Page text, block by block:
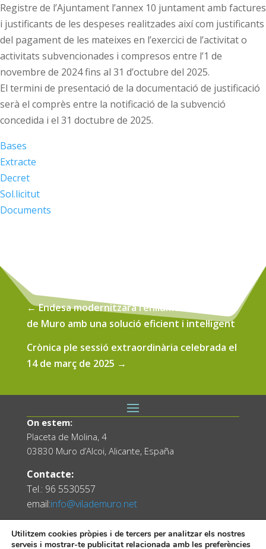
Registre de l’Ajuntament l’annex 10 juntament amb factures
i justificants de les despeses realitzades així com justificants
del pagament de les mateixes en l’exercici de l’activitat o
activitats subvencionades i compresos entre l’1 de
novembre de 2024 fins al 31 d’octubre del 2025.
El termini de presentació de la documentació de justificació
serà el comprès entre la notificació de la subvenció
concedida i el 31 doctubre de 2025.
Bases
Extracte
Decret
Sol.licitut
Documents
←Endesa modernitzarà l’enllumenat públic
de Muro amb una solució eficient i intel·ligent
Crònica ple sessió extraordinària celebrada el
14 de març de 2025 →
On estem:
Placeta de Molina, 4
03830 Muro d’Alcoi, Alicante, España
Contacte:
Tel.: 96 5530557
email:info@vilademuro.net
Utilitzem cookies pròpies i de tercers per analitzar els nostres
serveis i mostrar-te publicitat relacionada amb les preferències